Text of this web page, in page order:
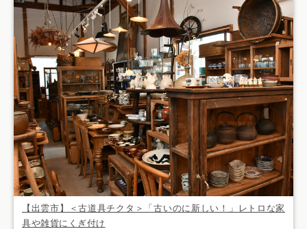
【出雲市】＜古道具チクタ＞「古いのに新しい！」レトロな家
具や雑貨にくぎ付け